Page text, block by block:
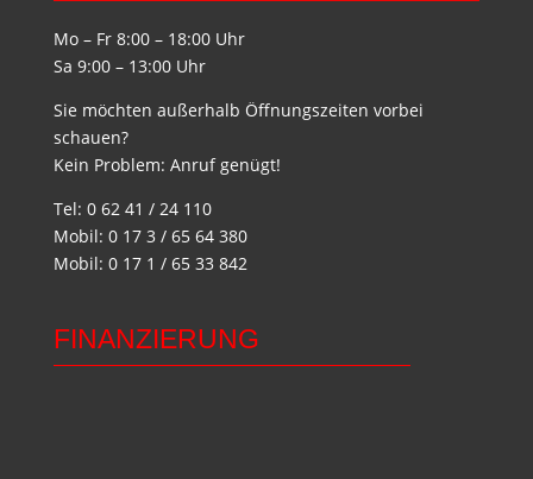
Mo – Fr 8:00 – 18:00 Uhr
Sa 9:00 – 13:00 Uhr
Sie möchten außerhalb Öffnungszeiten vorbei
schauen?
Kein Problem: Anruf genügt!
Tel: 0 62 41 / 24 110
Mobil: 0 17 3 / 65 64 380
Mobil: 0 17 1 / 65 33 842
FINANZIERUNG